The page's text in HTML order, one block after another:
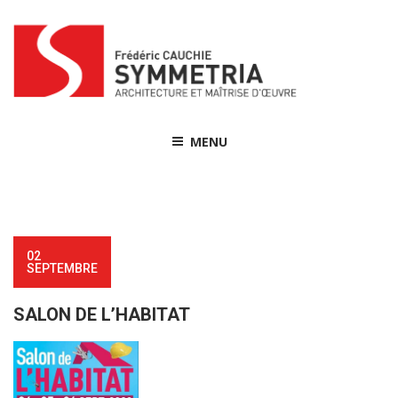
content
MENU
02
SEPTEMBRE
SALON DE L’HABITAT